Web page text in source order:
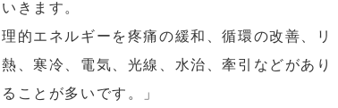
きます。
的エネルギーを疼痛の緩和、循環の改善、リ
、寒冷、電気、光線、水治、牽引などがあり
ことが多いです。」